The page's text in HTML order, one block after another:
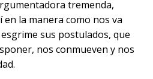
tremenda,
la manera como nos va
sus postulados, que
nos conmueven y nos